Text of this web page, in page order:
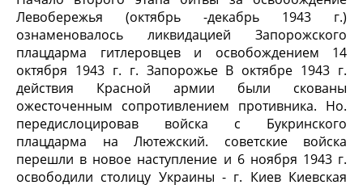
Левобережья (октябрь -декабрь 1943 г.)
ознаменовалось ликвидацией Запорожского
плацдарма гитлеровцев и освобождением 14
октября 1943 г. г. Запорожье В октябре 1943 г.
действия Красной армии были скованы
ожесточенным сопротивлением противника. Но.
передислоцировав войска с Букринского
плацдарма на Лютежский. советские войска
перешли в новое наступление и 6 ноября 1943 г.
освободили столицу Украины - г. Киев Киевская